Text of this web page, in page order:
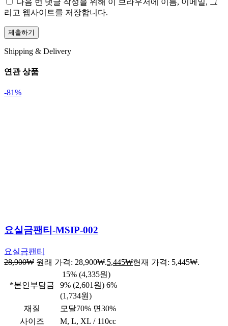
리고 웹사이트를 저장합니다.
Shipping & Delivery
연관 상품
-81%
요실금팬티-MSIP-002
요실금팬티
28,900₩ 원래 가격: 28,900₩.5,445₩현재 가격: 5,445₩.
*본인부담금
15% (4,335원)
9% (2,601원) 6%
(1,734원)
재질
모달70% 면30%
사이즈
M, L, XL / 110cc